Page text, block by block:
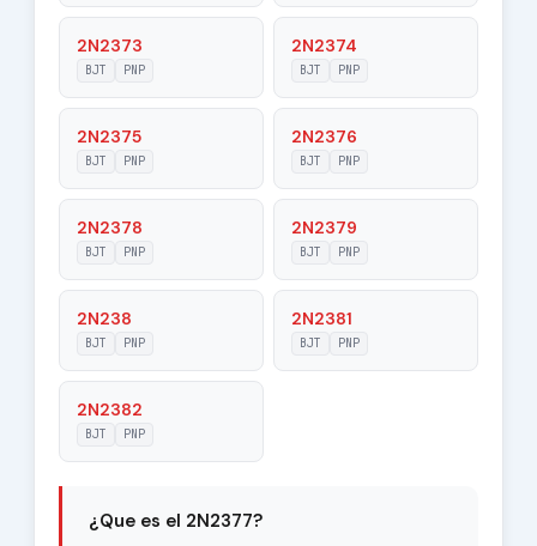
Maximum Collector
Current |Ic max|
0.05 A
Base Voltage
|Veb|
25 V
Collector-Base
Voltage |Vcb|
25 V
Collector-Emitter
Voltage |Vce|
25 V
Junction
Temperature (Tj)
Power Dissipation
(Pc)
2N2373
BJT PNP
2N2374
BJT PNP
2N2375
BJT PNP
2N2376
BJT PNP
2N2378
BJT PNP
2N2379
BJT PNP
2N238
BJT PNP
2N2381
BJT PNP
2N2382
BJT PNP
¿Que es el 2N2377?